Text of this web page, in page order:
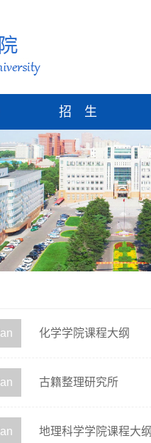
招 生
化学学院课程大纲
古籍整理研究所
地理科学学院课程大纲